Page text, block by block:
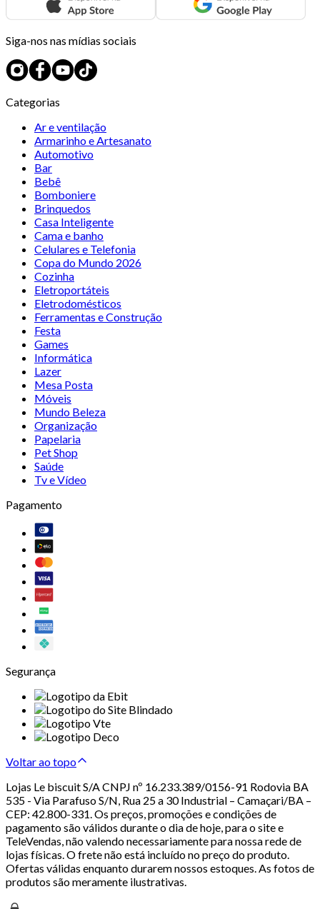
Siga-nos nas mídias sociais
Categorias
Ar e ventilação
Armarinho e Artesanato
Automotivo
Bar
Bebê
Bomboniere
Brinquedos
Casa Inteligente
Cama e banho
Celulares e Telefonia
Copa do Mundo 2026
Cozinha
Eletroportáteis
Eletrodomésticos
Ferramentas e Construção
Festa
Games
Informática
Lazer
Mesa Posta
Móveis
Mundo Beleza
Organização
Papelaria
Pet Shop
Saúde
Tv e Vídeo
Pagamento
Segurança
Voltar ao topo
Lojas Le biscuit S/A CNPJ nº 16.233.389/0156-91 Rodovia BA
535 - Via Parafuso S/N, Rua 25 a 30 Industrial – Camaçari/BA –
CEP: 42.800-331. Os preços, promoções e condições de
pagamento são válidos durante o dia de hoje, para o site e
TeleVendas, não valendo necessariamente para nossa rede de
lojas físicas. O frete não está incluído no preço do produto.
Ofertas válidas enquanto durarem nossos estoques. As fotos de
produtos são meramente ilustrativas.